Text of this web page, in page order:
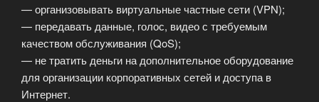
— организовывать виртуальные частные сети (VPN);
— передавать данные, голос, видео с требуемым
качеством обслуживания (QoS);
— не тратить деньги на дополнительное оборудование
для организации корпоративных сетей и доступа в
Интернет.